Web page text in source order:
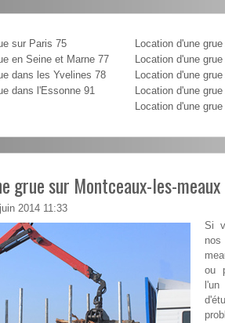
sur Paris 75
en Seine et Marne 77
dans les Yvelines 78
dans l'Essonne 91
Location d'une
Location d'une
Location d'une
Location d'une
Location d'une
grue sur Montceaux-les-meaux
2014 11:33
Si
nos
ou